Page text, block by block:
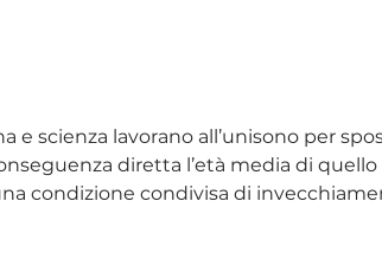
e scienza lavorano all’unisono per
diretta l’età media di
condizione condivisa di